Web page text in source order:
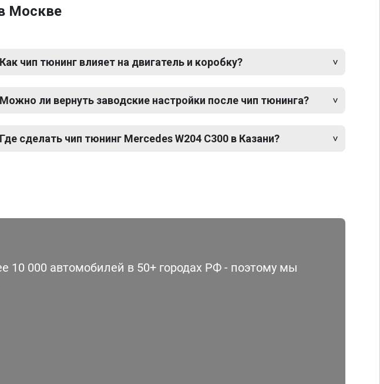
Москве
Как чип тюнинг влияет на двигатель и коробку?
Можно ли вернуть заводские настройки после чип тюнинга?
Где сделать чип тюнинг Mercedes W204 C300 в Казани?
000 автомобилей в 50+ городах РФ - поэтому мы